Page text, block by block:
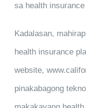
sa health
Kadalasan,
health insurance
website,
pinakabagong